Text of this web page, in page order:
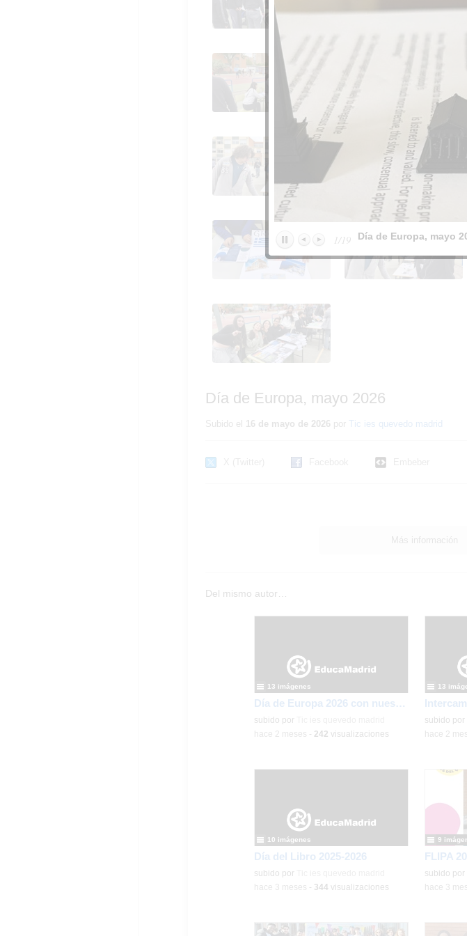
Día de Europa, mayo
2026
Día de Europa, mayo
2026
Día de Europa, mayo
2026
2026
Día de Europa, mayo
2026
Día de Europa, mayo 2026
Subido el 16 de mayo de 2026 por Tic ies quevedo madrid
Más información
Del mismo autor…
Día de Europa 2026 con nuestra MEPAS asociada IES Rey Pastor
subido por
13 imágenes
hace 2 meses - 242 visualizaciones
subido por
13
hace 2
Día del Libro 2025-2026
subido por
10 imágenes
hace 3 meses - 344 visualizaciones
FLIPA
subido por
9
hace 3